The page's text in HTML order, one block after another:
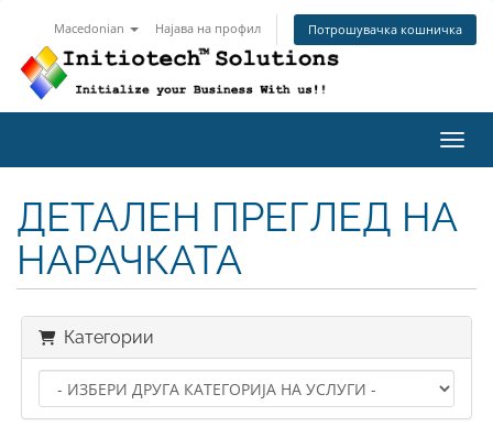
Macedonian Најава на профил Потрошувачка кошничка
ДЕТАЛЕН ПРЕГЛЕД НА
НАРАЧКАТА
Категории